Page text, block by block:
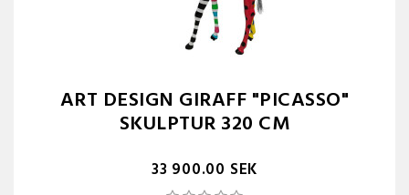
ART DESIGN GIRAFF "PICASSO"
SKULPTUR 320 CM
33 900.00 SEK